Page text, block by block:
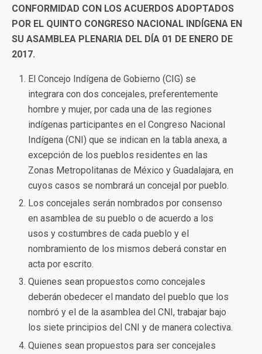
CONFORMIDAD CON LOS ACUERDOS ADOPTADOS
POR EL QUINTO CONGRESO NACIONAL INDÍGENA EN
SU ASAMBLEA PLENARIA DEL DÍA 01 DE ENERO DE
2017.
El Concejo Indígena de Gobierno (CIG) se
integrara con dos concejales, preferentemente
hombre y mujer, por cada una de las regiones
indígenas participantes en el Congreso Nacional
Indígena (CNI) que se indican en la tabla anexa, a
excepción de los pueblos residentes en las
Zonas Metropolitanas de México y Guadalajara, en
cuyos casos se nombrará un concejal por pueblo.
Los concejales serán nombrados por consenso
en asamblea de su pueblo o de acuerdo a los
usos y costumbres de cada pueblo y el
nombramiento de los mismos deberá constar en
acta por escrito.
Quienes sean propuestos como concejales
deberán obedecer el mandato del pueblo que los
nombró y el de la asamblea del CNI, trabajar bajo
los siete principios del CNI y de manera colectiva.
Quienes sean propuestos para ser concejales